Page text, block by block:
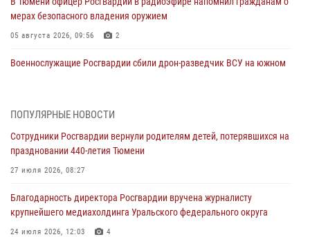
мерах безопасного владения оружием
05 августа 2026, 09:56 2
Военнослужащие Росгвардии сбили дрон-разведчик ВСУ на южном
масштабных спортивных событий на Урале
05 августа 2026, 05:22
виновника ДТП
05 августа 2026, 05:15
ПОПУЛЯРНЫЕ НОВОСТИ
Сотрудники Росгвардии вернули родителям детей, потерявшихся на
праздновании 440-летия Тюмени
27 июля 2026, 08:27
Благодарность директора Росгвардии вручена журналисту
крупнейшего медиахолдинга Уральского федерального округа
24 июля 2026, 12:03 4